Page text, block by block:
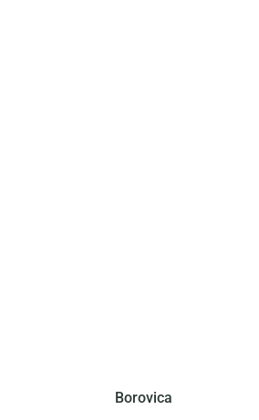
Borovica